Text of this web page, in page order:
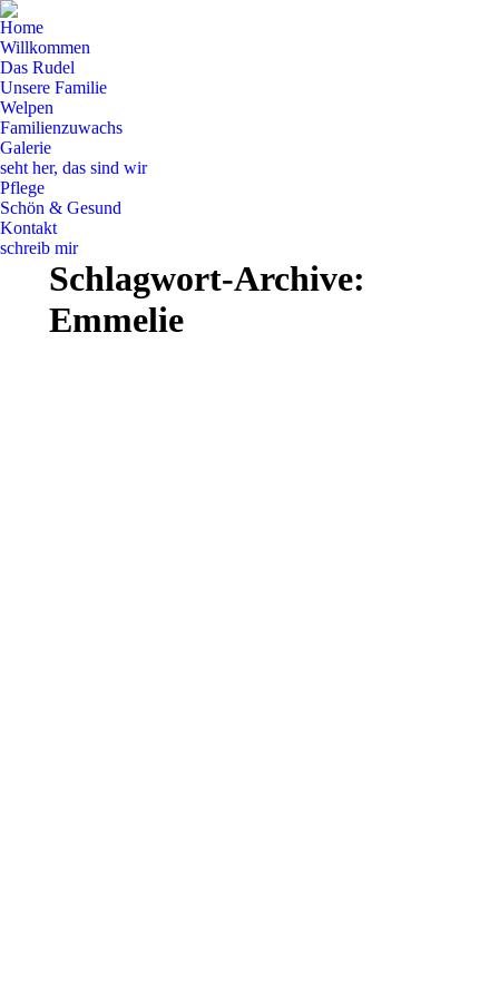
Home
Willkommen
Das Rudel
Unsere Familie
Welpen
Familienzuwachs
Galerie
seht her, das sind wir
Pflege
Schön & Gesund
Kontakt
schreib mir
Schlagwort-Archive:
Emmelie